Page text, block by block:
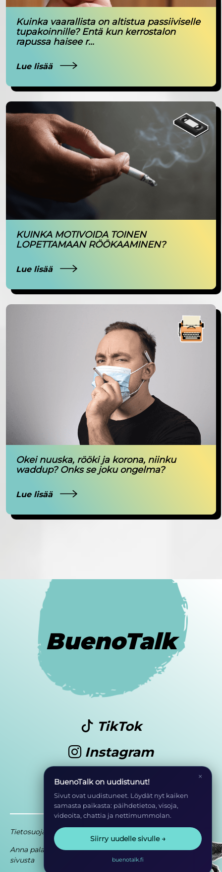
Kuinka vaarallista on altistua passiiviselle
tupakoinnille? Entä kun kerrostalon
rapussa haisee r...
Lue lisää
KUINKA MOTIVOIDA TOINEN
LOPETTAMAAN RÖÖKAAMINEN?
Lue lisää
Okei nuuska, rööki ja korona, niinku
waddup? Onks se joku ongelma?
Lue lisää
BuenoTalk
TikTok
Instagram
Youtube
Tietosuoja
Anna palautetta
sivusta
Osa EHYT ry:n
toimintaa
×
BuenoTalk on uudistunut!
Sivut ovat uudistuneet. Löydät nyt kaiken
samasta paikasta: päihdetietoa, visoja,
videoita, chattia ja nettimummolan.
Siirry uudelle sivulle →
buenotalk.fi